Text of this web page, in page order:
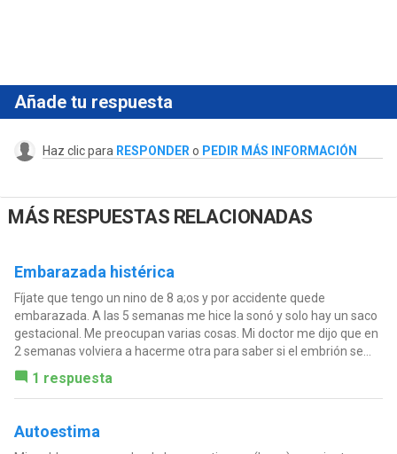
Añade tu respuesta
Haz clic para RESPONDER o PEDIR MÁS INFORMACIÓN
MÁS RESPUESTAS RELACIONADAS
Embarazada histérica
Fíjate que tengo un nino de 8 a;os y por accidente quede
embarazada. A las 5 semanas me hice la sonó y solo hay un saco
gestacional. Me preocupan varias cosas. Mi doctor me dijo que en
2 semanas volviera a hacerme otra para saber si el embrión se...
1 respuesta
Autoestima